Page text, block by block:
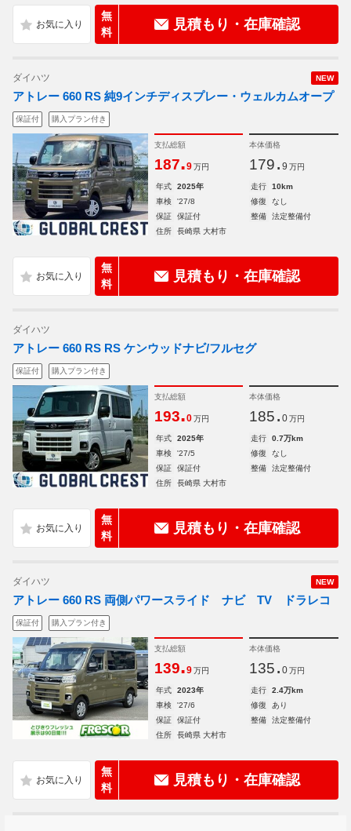
無
料
見積もり・在庫確認
NEW
ダイハツ
アトレー 660 RS 純9インチディスプレー・ウェルカムオープ
保証付 購入プラン付き
支払総額
187.9 万円
本体価格
179. 9 万円
年式 2025年 走行
10km
車検
'27/8 修復
なし
保証
保証付 整備
法定整備付
住所
長崎県 大村市
無
料
見積もり・在庫確認
ダイハツ
アトレー 660 RS RS ケンウッドナビ/フルセグ
保証付 購入プラン付き
支払総額
193.0 万円
本体価格
185. 0 万円
年式 2025年 走行
0.7万km
車検
'27/5 修復
なし
保証
保証付 整備
法定整備付
住所
長崎県 大村市
無
料
見積もり・在庫確認
NEW
ダイハツ
アトレー 660 RS 両側パワースライド ナビ TV ドラレコ
保証付 購入プラン付き
支払総額
139.9 万円
本体価格
135. 0 万円
年式 2023年 走行
2.4万km
車検
'27/6 修復
あり
保証
保証付 整備
法定整備付
住所
長崎県 大村市
無
料
見積もり・在庫確認